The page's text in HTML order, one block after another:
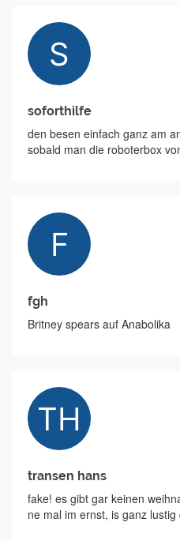
soforthilfe
den besen einfach ganz am
sobald man die roboterbox
fgh
Britney spears auf Anabolika
transen hans
fake! es gibt gar keinen
ne mal im ernst, is ganz lustig